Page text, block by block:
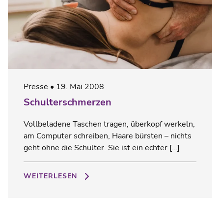
Presse 19. Mai 2008
Schulterschmerzen
Vollbeladene Taschen tragen, überkopf werkeln,
am Computer schreiben, Haare bürsten – nichts
geht ohne die Schulter. Sie ist ein echter […]
WEITERLESEN